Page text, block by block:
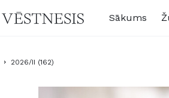
Sākums
2026/II (162)